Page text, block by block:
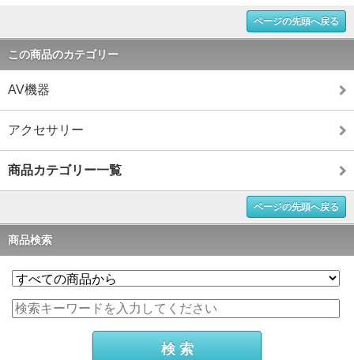
ページの先頭へ戻る
この商品のカテゴリー
AV機器
アクセサリー
商品カテゴリー一覧
ページの先頭へ戻る
商品検索